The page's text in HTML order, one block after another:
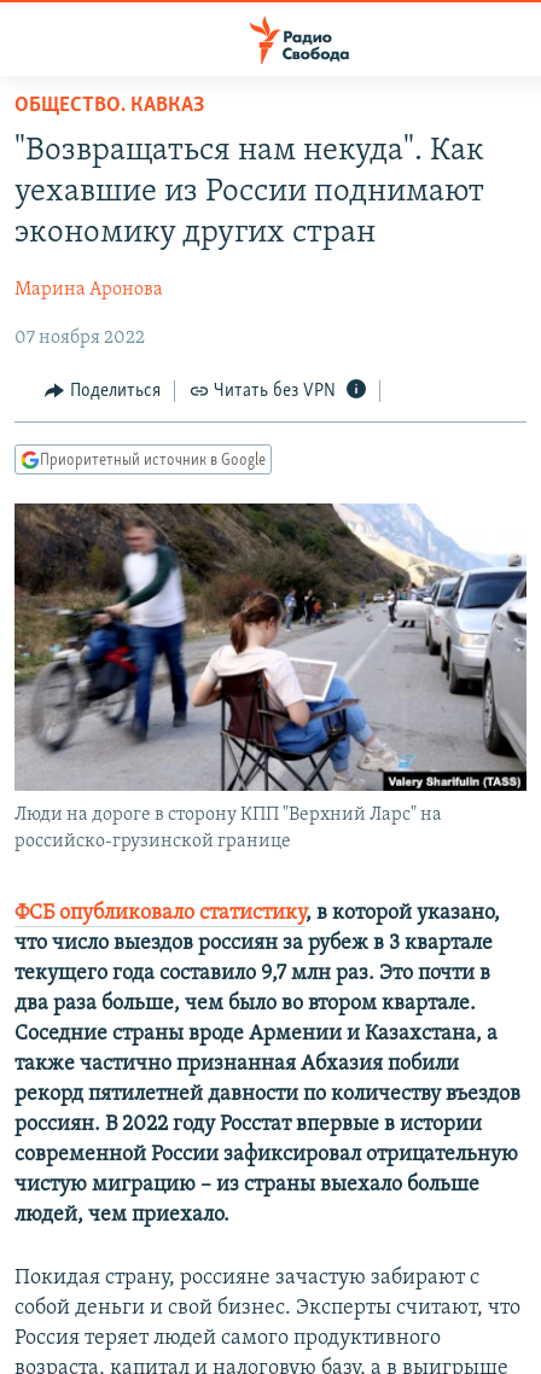
упрощенного
доступа
основному
Вернутся
навигации
Вернутся
поиску
ПРОГРАММЫ
ПОДКАСТЫ
МНЕНИЯ
КУЛЬТУРА
IDEL.РЕАЛИИ
СЕВЕР.РЕАЛИИ
СИБИРЬ.РЕАЛИИ
РАСПИСАНИЕ ВЕЩАНИЯ
ПОДПИШИТЕСЬ НА РАССЫЛКУ
СОЦИАЛЬНЫЕ СЕТИ
Все сайты РСЕ/РС
ОБЩЕСТВО. КАВКАЗ
"Возвращаться нам некуда". Как
уехавшие из России поднимают
экономику других стран
Марина Аронова
07 ноября 2022
Поделиться Читать без VPN
Приоритетный источник в Google
Люди на дороге в сторону КПП "Верхний Ларс" на
российско-грузинской границе
ФСБ опубликовало статистику, в которой указано,
что число выездов россиян за рубеж в 3 квартале
текущего года составило 9,7 млн раз. Это почти в
два раза больше, чем было во втором квартале.
Соседние страны вроде Армении и Казахстана, а
также частично признанная Абхазия побили
рекорд пятилетней давности по количеству въездов
россиян. В 2022 году Росстат впервые в истории
современной России зафиксировал отрицательную
чистую миграцию – из страны выехало больше
людей, чем приехало.
Покидая страну, россияне зачастую забирают с
собой деньги и свой бизнес. Эксперты считают, что
Россия теряет людей самого продуктивного
возраста, капитал и налоговую базу, а в выигрыше